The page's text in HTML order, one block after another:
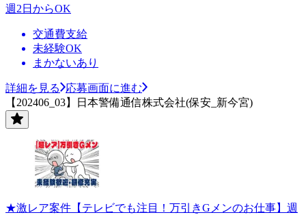
週2日からOK
交通費支給
未経験OK
まかないあり
詳細を見る
応募画面に進む
【202406_03】日本警備通信株式会社(保安_新今宮)
★激レア案件【テレビでも注目！万引きGメンのお仕事】週